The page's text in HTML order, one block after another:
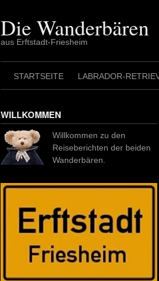
Die Wanderbären
aus Erftstadt-Friesheim
STARTSEITE LABRADOR-
WILLKOMMEN
Willkommen zu den
Reiseberichten der beiden
Wanderbären.